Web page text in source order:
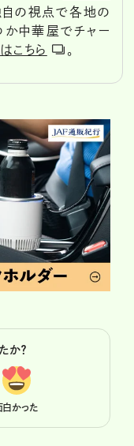
自の視点で各地の
中華屋でチャー
こちら 。
か？
白かった